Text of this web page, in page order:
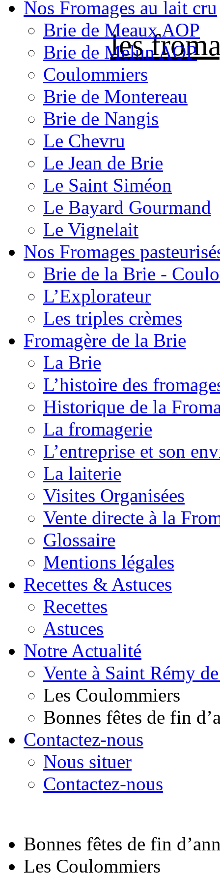
les
Nos Fromages au lait cru
Brie de Meaux AOP
Brie de Melun AOP
Coulommiers
Brie de Montereau
Brie de Nangis
Le Chevru
Le Jean de Brie
Le Saint Siméon
Le Bayard Gourmand
Le Vignelait
Nos Fromages
Brie de la Brie -
L’Explorateur
Les triples crèmes
Fromagère de la Brie
La Brie
L’histoire des
Historique de la
La fromagerie
L’entreprise et son
La laiterie
Visites Organisées
Vente directe à la
Glossaire
Mentions légales
Recettes & Astuces
Recettes
Astuces
Notre Actualité
Vente à Saint Rémy
Les Coulommiers
Bonnes fêtes de fin
Contactez-nous
Nous situer
Contactez-nous
Bonnes fêtes de fin
Les Coulommiers